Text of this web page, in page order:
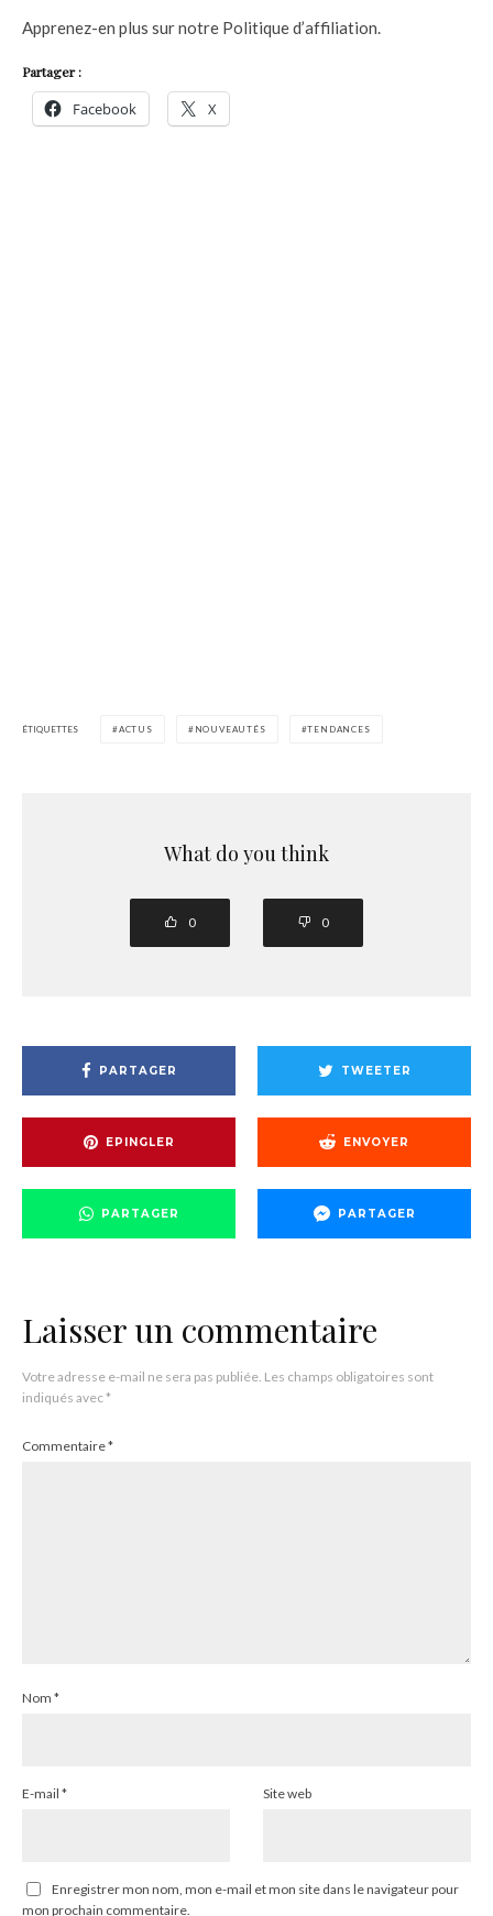
Apprenez-en plus sur notre Politique d’affiliation.
Partager :
Facebook X
ÉTIQUETTES ACTUS NOUVEAUTÉS TENDANCES
What do you think
0 0
PARTAGER TWEETER
EPINGLER ENVOYER
PARTAGER PARTAGER
Laisser un commentaire
Votre adresse e-mail ne sera pas publiée. Les champs obligatoires sont
indiqués avec*
Commentaire*
Nom *
E-mail * Site web
Enregistrer mon nom, mon e-mail et mon site dans le navigateur pour
mon prochain commentaire.